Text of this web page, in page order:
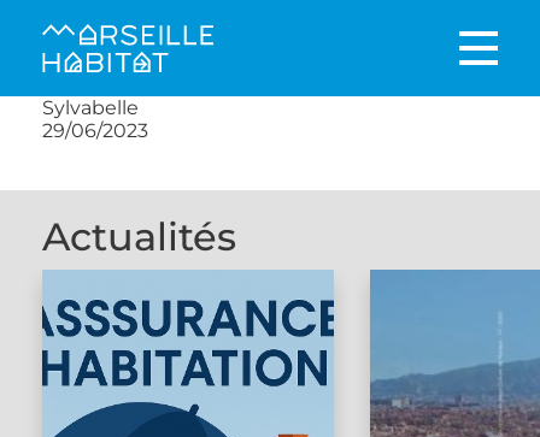
Sylvabelle
29/06/2023
Actualités